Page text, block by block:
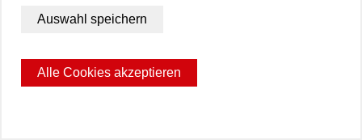
Rahmenbedingungen kommunaler
Integrationspolitik
Integrationspolitik in den Kommunen in
Auswahl speichern
Alle Cookies akzeptieren